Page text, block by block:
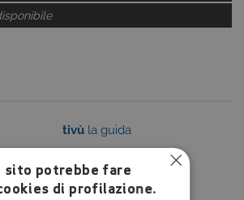
tivù la guida
I canali
sito potrebbe fare
di profilazione.